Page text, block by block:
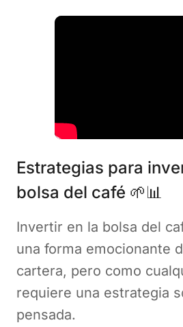
Estrategias para
bolsa del café 🌱📊
Invertir en la bolsa del
una forma emocionante
cartera, pero como
requiere una estrategia
pensada.